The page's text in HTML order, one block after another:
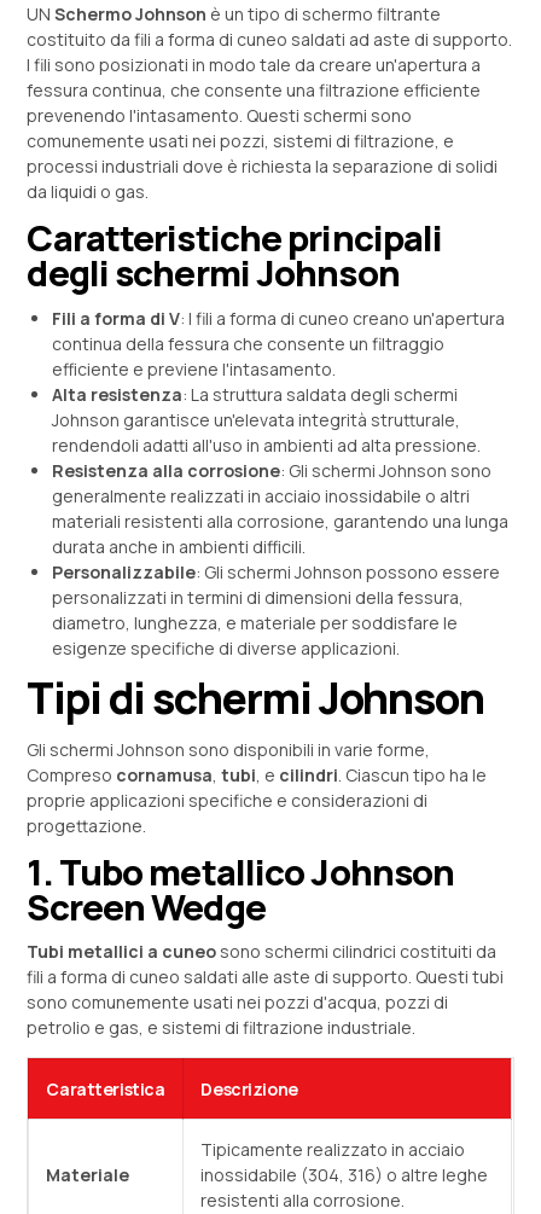
UNSchermo Johnson è un tipo di schermo filtrante
costituito da fili a forma di cuneo saldati ad aste di supporto.
I fili sono posizionati in modo tale da creare un'apertura a
fessura continua, che consente una filtrazione efficiente
prevenendo l'intasamento. Questi schermi sono
comunemente usati nei pozzi, sistemi di filtrazione, e
processi industriali dove è richiesta la separazione di solidi
da liquidi o gas.
Caratteristiche principali
degli schermi Johnson
Fili a forma di V: I fili a forma di cuneo creano un'apertura
continua della fessura che consente un filtraggio
efficiente e previene l'intasamento.
Alta resistenza: La struttura saldata degli schermi
Johnson garantisce un'elevata integrità strutturale,
rendendoli adatti all'uso in ambienti ad alta pressione.
Resistenza alla corrosione: Gli schermi Johnson sono
generalmente realizzati in acciaio inossidabile o altri
materiali resistenti alla corrosione, garantendo una lunga
durata anche in ambienti difficili.
Personalizzabile: Gli schermi Johnson possono essere
personalizzati in termini di dimensioni della fessura,
diametro, lunghezza, e materiale per soddisfare le
esigenze specifiche di diverse applicazioni.
Tipi di schermi Johnson
Gli schermi Johnson sono disponibili in varie forme,
Compreso cornamusa ,tubi , e cilindri . Ciascun tipo ha le
proprie applicazioni specifiche e considerazioni di
progettazione.
1. Tubo metallico Johnson
Screen Wedge
Tubi metallici a cuneo sono schermi cilindrici costituiti da
fili a forma di cuneo saldati alle aste di supporto. Questi tubi
sono comunemente usati nei pozzi d'acqua, pozzi di
petrolio e gas, e sistemi di filtrazione industriale.
Caratteristica Descrizione
Materiale
Tipicamente realizzato in acciaio
inossidabile (304, 316) o altre leghe
resistenti alla corrosione.